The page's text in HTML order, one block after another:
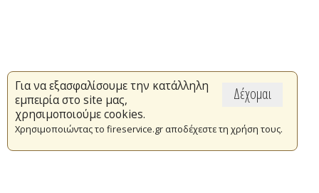
Δέχομαι
Για να εξασφαλίσουμε την κατάλληλη
εμπειρία στο site μας,
χρησιμοποιούμε cookies.
Χρησιμοποιώντας το fireservice.gr αποδέχεστε τη χρήση τους.